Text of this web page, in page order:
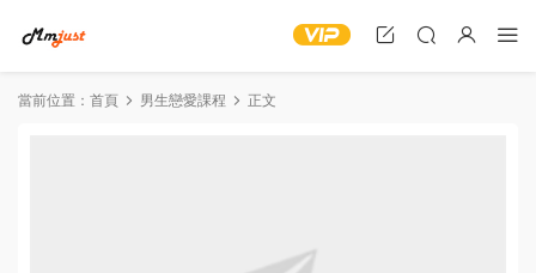
當前位置： 首頁 男生戀愛課程 正文